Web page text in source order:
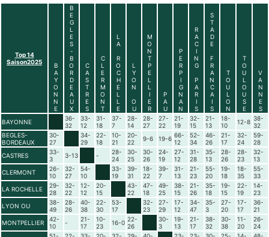
Top 14
Saison2025
B
A
Y
O
N
N
E
B
E
G
L
E
S
-
B
O
R
D
E
A
U
X
C
A
S
T
R
E
S
C
L
E
R
M
O
N
T
L
A
R
O
C
H
E
L
L
E
L
Y
O
N
O
U
M
O
N
T
P
E
L
L
I
E
R
P
A
U
P
E
R
P
I
G
N
A
N
R
A
C
I
N
G
P
A
R
I
S
S
T
A
D
E
F
R
A
N
C
A
I
S
T
O
U
L
O
N
T
O
U
L
O
U
S
E
V
A
N
N
E
S
BAYONNE
36-
32
33-
12
31-
18
37-
7
28-
14
28-
27
27-
22
21-
19
32-
15
21-
13
18-
10
12-8 38-
32
BEGLES-
BORDEAUX
30-
27
34-
29
22-
18
10-
21
20-
22
9-6 19-6 66-
12
52-
34
46-
26
21-
17
32-
24
59-
28
CASTRES
33-
3
3-13 -
28-
24
30-
25
30-
26
24-
19
27-
12
31-
28
35-
13
28-
26
28-
23
32-
13
CLERMONT
26-
10
32-
27
54-
10
33-
19
39-
31
18-
22
39-
7
31-
13
21-
23
55-
20
19-
18
18-
35
55-
33
LA ROCHELLE
29-
28
32-
22
12-
12
20-
15
43-
22
47-
18
49-
25
38-
15
21-
26
35-
18
19-
15
22-
19
14-
23
LYON OU
38-
49
28-
26
40-
38
22-
30
53-
17
32-
23
27-
29
17-
12
34-
47
35-
3
27-
20
17-
17
36-
21
MONTPELLIER
42-
10
-
21-
17
10-
23
16-0 22-
26
30-
3
19-
13
21-
17
38-
32
30-
38
11-
20
26-
24